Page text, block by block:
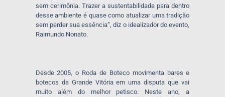
sem cerimônia. Trazer a sustentabilidade para dentro
desse ambiente é quase como atualizar uma tradição
sem perder sua essência”, diz o idealizador do evento,
Raimundo Nonato.
Desde 2005, o Roda de Boteco movimenta bares e
botecos da Grande Vitória em uma disputa que vai
muito além do melhor petisco. Neste ano, a